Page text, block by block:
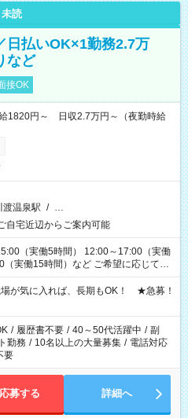
未読
日払いOK×1勤務2.7万
など
接OK
1820円～ 日収2.7万円～（夜勤時給
渡温泉駅 / …
宅近辺からご案内可能
（実働5時間） 12:00～17:00（実働
間）など ご希望に応じて、
！ お気軽に担当へ相談ください！
が気に入れば、長期もOK！ ★急募！
/ 履歴書不要 / 40～50代活躍中 / 副
勤務 / 10名以上の大量募集 / 電話対応
要
応募する 詳細へ